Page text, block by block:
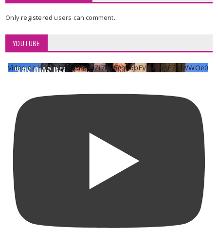
Onlyregisteredusers can comment.
YOUTUBE
Vídeo de YouTube UCKqYjiZi7lzy6gqU6pFVFiA_A3EZ9JWWOe0